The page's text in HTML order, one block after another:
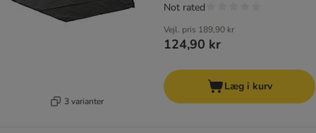
3 varianter
Vejl. pris 189,90 kr
124,90 kr
Not rated
Læg i kurv